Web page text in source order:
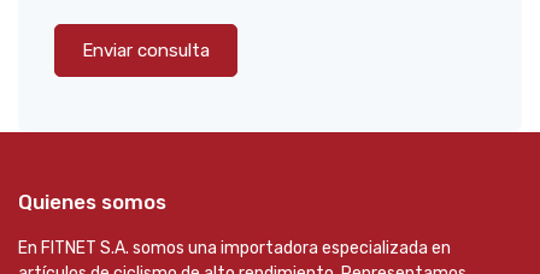
Enviar consulta
Quienes somos
En FITNET S.A. somos una importadora especializada en